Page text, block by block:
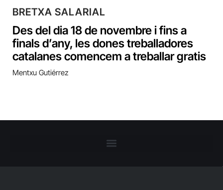
BRETXA SALARIAL
Des del dia 18 de novembre i fins a
finals d’any, les dones treballadores
catalanes comencem a treballar gratis
Mentxu Gutiérrez